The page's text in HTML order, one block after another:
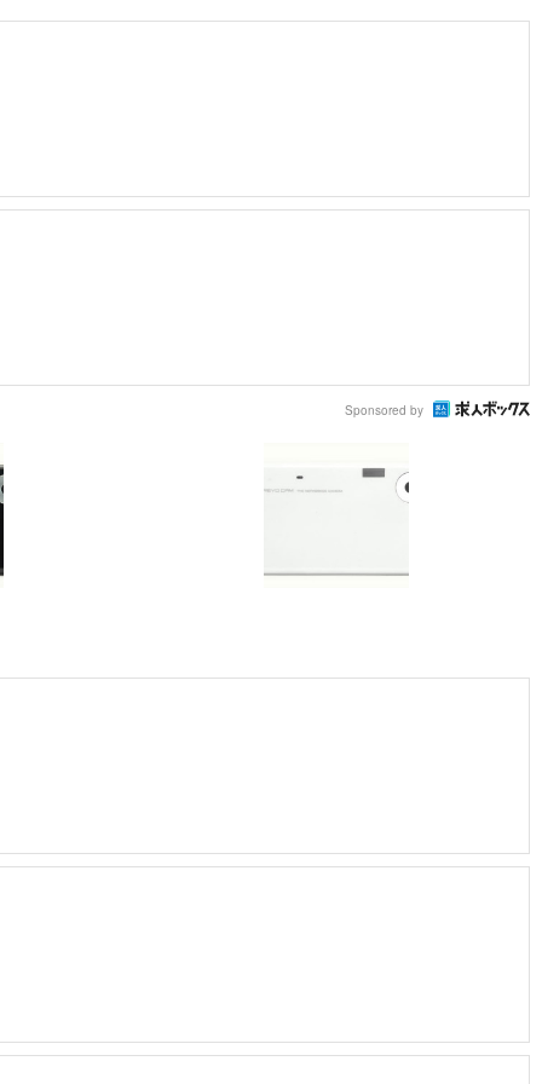
Sponsored by